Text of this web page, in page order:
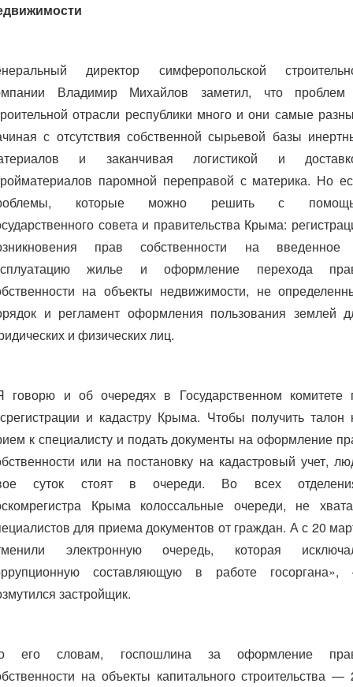
директор симферопольской
Владимир Михайлов заметил, что
отрасли республики много и они самые
с отсутствия собственной сырьевой базы
и заканчивая логистикой и
паромной переправой с материка. Но
которые можно решить с
совета и правительства Крыма:
прав собственности на
жилье и оформление перехода
на объекты недвижимости, не
и регламент оформления пользования землей
и физических лиц.
говорю и об очередях в Государственном комитете
и кадастру Крыма. Чтобы получить талон
к специалисту и подать документы на оформление
или на постановку на кадастровый учет,
суток стоят в очереди. Во всех
Крыма колоссальные очереди, не
для приема документов от граждан. А с 20
электронную очередь, которая
составляющую в работе
застройщик.
его словам, госпошлина за оформление
на объекты капитального строительства —